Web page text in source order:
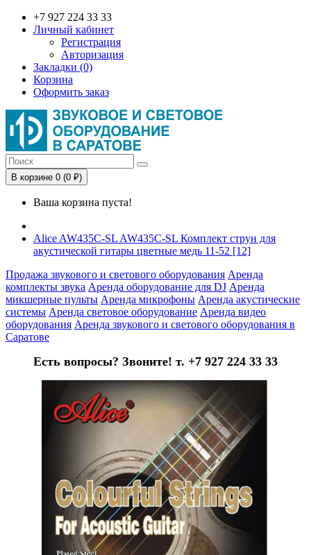
+7 927 224 33 33
Личный кабинет
Регистрация
Авторизация
Закладки (0)
Корзина
Оформить заказ
В корзине 0 (0 ₽)
Ваша корзина пуста!
Alice AW435C-SL AW435С-SL Комплект струн для
акустической гитары цветные медь 11-52 [12]
Продажа звукового и светового оборудования Аренда
комплекты звука Аренда оборудование для DJ Аренда
микшерные пульты Аренда микрофоны Аренда акустические
системы Аренда световое оборудование Аренда видео
оборудования Аренда звукового и светового оборудования в
Саратове
Есть вопросы? Звоните! т. +7 927 224 33 33